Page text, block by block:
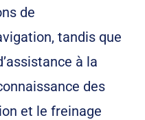
de
tandis que
à la
des
et le freinage